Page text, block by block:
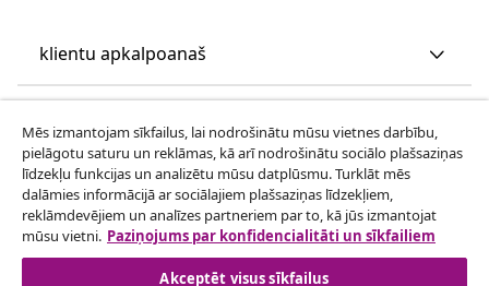
klientu apkalpoanaš
vidaXL
Apskatiet vairāk
Mēs izmantojam sīkfailus, lai nodrošinātu mūsu vietnes darbību,
pielāgotu saturu un reklāmas, kā arī nodrošinātu sociālo plašsaziņas
līdzekļu funkcijas un analizētu mūsu datplūsmu. Turklāt mēs
dalāmies informācijā ar sociālajiem plašsaziņas līdzekļiem,
reklāmdevējiem un analīzes partneriem par to, kā jūs izmantojat
mūsu vietni. Paziņojums par konfidencialitāti un sīkfailiem
Akceptēt visus sīkfailus